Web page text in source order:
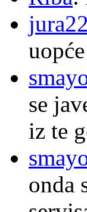
jura22
se
iz te
onda